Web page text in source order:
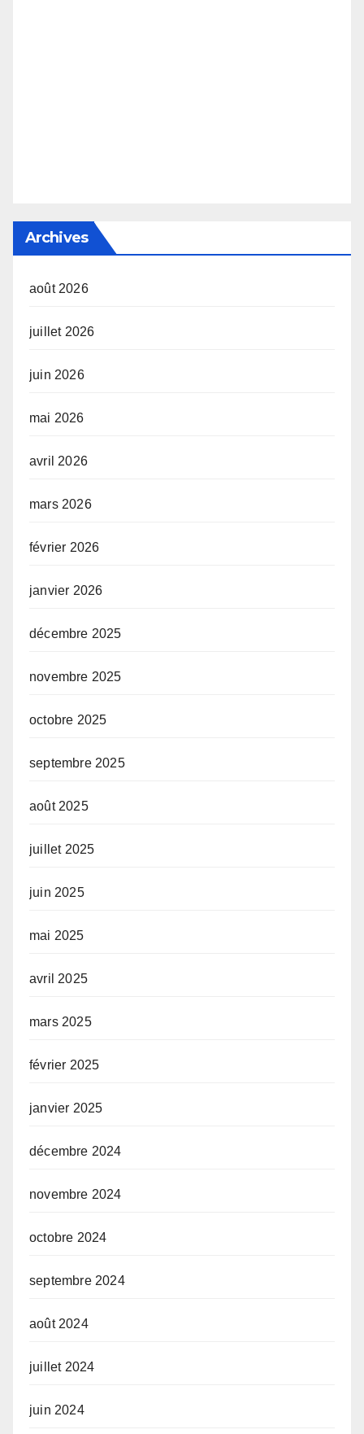
Archives
août 2026
juillet 2026
juin 2026
mai 2026
avril 2026
mars 2026
février 2026
janvier 2026
décembre 2025
novembre 2025
octobre 2025
septembre 2025
août 2025
juillet 2025
juin 2025
mai 2025
avril 2025
mars 2025
février 2025
janvier 2025
décembre 2024
novembre 2024
octobre 2024
septembre 2024
août 2024
juillet 2024
juin 2024